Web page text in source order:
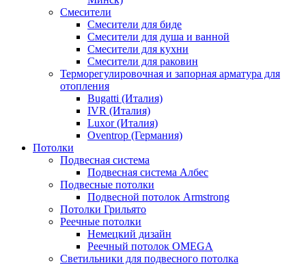
Смесители
Смесители для биде
Смесители для душа и ванной
Смесители для кухни
Смесители для раковин
Терморегулировочная и запорная арматура для
отопления
Bugatti (Италия)
IVR (Италия)
Luxor (Италия)
Oventrop (Германия)
Потолки
Подвесная система
Подвесная система Албес
Подвесные потолки
Подвесной потолок Armstrong
Потолки Грильято
Реечные потолки
Немецкий дизайн
Реечный потолок OMEGA
Светильники для подвесного потолка